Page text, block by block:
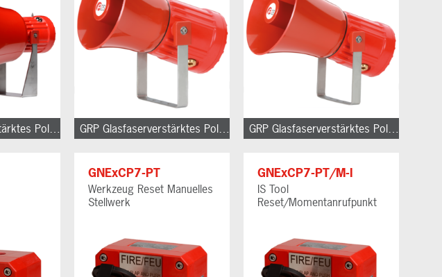
GRP Glasfaserverstärktes Polyester GRP Glasfaserverstärktes Polyester GRP Glasfaserverstärktes Polyester
GNExCP7-PT
Werkzeug Reset Manuelles
Stellwerk
GNExCP7-PT/M-I
IS Tool
Reset/Momentanrufpunkt